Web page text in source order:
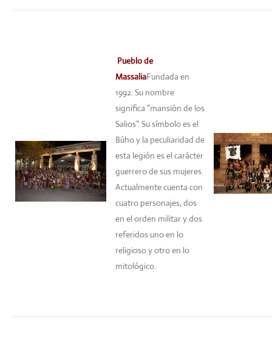
Pueblo de
MassaliaFundada en
1992. Su nombre
significa “mansión de los
Salios”. Su símbolo es el
Búho y la peculiaridad de
esta legión es el carácter
guerrero de sus mujeres.
Actualmente cuenta con
cuatro personajes, dos
en el orden militar y dos
referidos uno en lo
religioso y otro en lo
mitológico.